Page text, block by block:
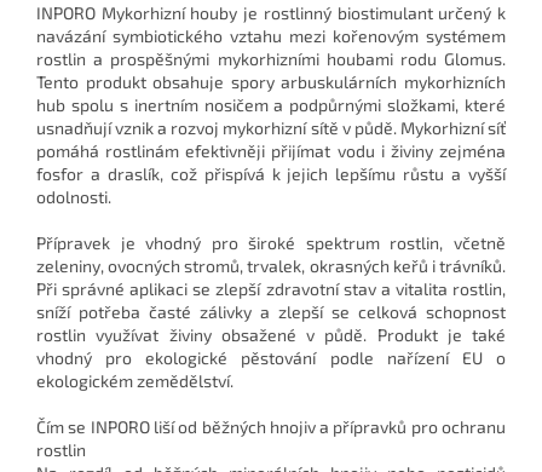
INPORO Mykorhizní houby je rostlinný biostimulant určený k
navázání symbiotického vztahu mezi kořenovým systémem
rostlin a prospěšnými mykorhizními houbami rodu Glomus.
Tento produkt obsahuje spory arbuskulárních mykorhizních
hub spolu s inertním nosičem a podpůrnými složkami, které
usnadňují vznik a rozvoj mykorhizní sítě v půdě. Mykorhizní síť
pomáhá rostlinám efektivněji přijímat vodu i živiny zejména
fosfor a draslík, což přispívá k jejich lepšímu růstu a vyšší
odolnosti.
Přípravek je vhodný pro široké spektrum rostlin, včetně
zeleniny, ovocných stromů, trvalek, okrasných keřů i trávníků.
Při správné aplikaci se zlepší zdravotní stav a vitalita rostlin,
sníží potřeba časté zálivky a zlepší se celková schopnost
rostlin využívat živiny obsažené v půdě. Produkt je také
vhodný pro ekologické pěstování podle nařízení EU o
ekologickém zemědělství.
Čím se INPORO liší od běžných hnojiv a přípravků pro ochranu
rostlin